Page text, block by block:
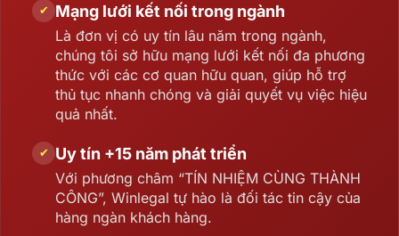
✔ Mạng lưới kết nối trong ngành
Là đơn vị có uy tín lâu năm trong ngành,
chúng tôi sở hữu mạng lưới kết nối đa phương
thức với các cơ quan hữu quan, giúp hỗ trợ
thủ tục nhanh chóng và giải quyết vụ việc hiệu
quả nhất.
✔ Uy tín +15 năm phát triển
Với phương châm “TÍN NHIỆM CÙNG THÀNH
CÔNG”, Winlegal tự hào là đối tác tin cậy của
hàng ngàn khách hàng.